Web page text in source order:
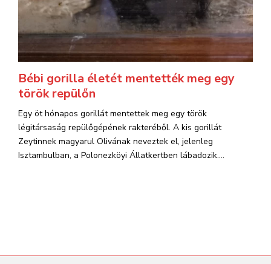
Bébi gorilla életét mentették meg egy
török repülőn
Egy öt hónapos gorillát mentettek meg egy török
légitársaság repülőgépének rakteréből. A kis gorillát
Zeytinnek magyarul Olivának neveztek el, jelenleg
Isztambulban, a Polonezköyi Állatkertben lábadozik....